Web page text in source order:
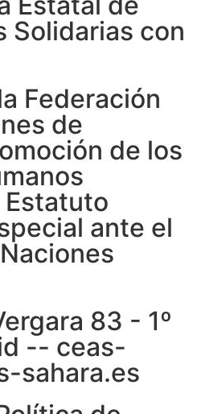
Solidarias con
Federación
de
de los
ante el
83 - 1º
-- ceas-
sahara.es